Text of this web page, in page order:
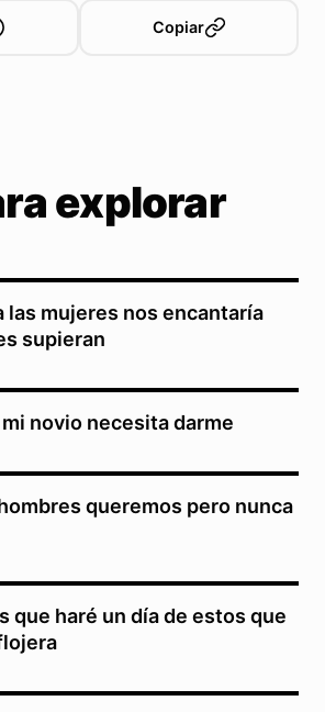
Copiar
explorar
las mujeres nos encantaría
supieran
novio necesita darme
queremos pero nunca
que haré un día de estos que